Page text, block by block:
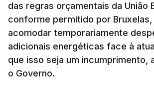
das regras orçamentais da União
conforme permitido por Bruxelas,
acomodar temporariamente
adicionais energéticas face à
que isso seja um incumprimento,
o Governo.